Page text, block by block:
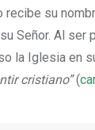
su
Señor. Al
la Iglesia en
cristiano”(